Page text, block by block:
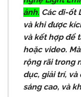
ảnh. Các đi-ốt
và khi được
và kết hợp để
hoặc video.
rộng rãi trong
dục, giải trí,
sáng cao, và